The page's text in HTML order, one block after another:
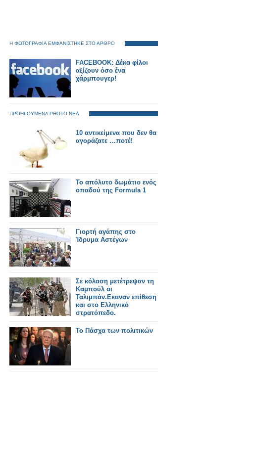
Η ΦΩΤΟΓΡΑΦΙΑ ΕΜΦΑΝΙΣΤΗΚΕ ΣΤΟ ΑΡΘΡΟ
FACEBOOK: Δέκα φίλοι
αξίζουν όσο ένα
χάρμπουγερ!
ΠΡΟΗΓΟΥΜΕΝΑ PHOTO ΝΕΑ
10 αντικείμενα που δεν θα
αγοράζατε …ποτέ!
Το απόλυτο δωμάτιο ενός
οπαδού της Formula 1
Γιορτή αγάπης στο
Ίδρυμα Αστέγων
Σε κόλαση μετέτρεψαν τη
Καμπούλ οι
Ταλιμπάν.Εκαναν επίθεση
και στο Ελληνικό
στρατόπεδο.
Το Πάσχα των πολιτικών